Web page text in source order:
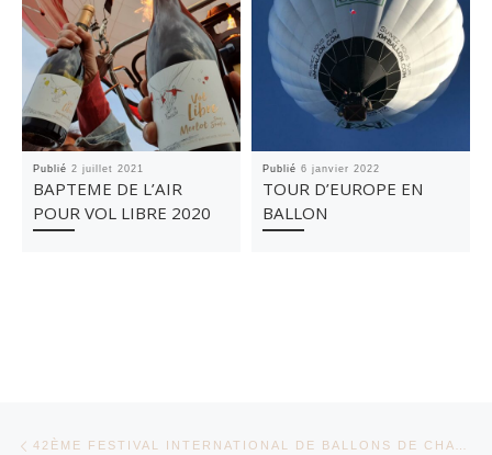
Publié2 juillet 2021
BAPTEME DE L’AIR
POUR VOL LIBRE 2020
Publié6 janvier 2022
TOUR D’EUROPE EN
BALLON
Parcourir les articles